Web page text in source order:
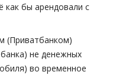
как бы арендовали с
(Приватбанком)
не денежных
во временное